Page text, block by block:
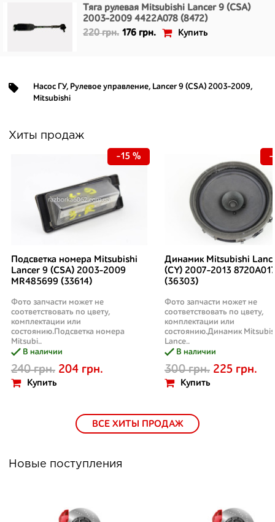
Тяга рулевая Mitsubishi Lancer 9 (CSA)
2003-2009 4422A078 (8472)
220 грн. 176 грн. Купить
Насос ГУ, Рулевое управление, Lancer 9 (CSA) 2003-2009,
Mitsubishi
Хиты продаж
Подсветка номера Mitsubishi
Lancer 9 (CSA) 2003-2009
MR485699 (33614)
Фото запчасти может не
соответствовать по цвету,
комплектации или
состоянию.Подсветка номера
Mitsubi..
В наличии
240 грн. 204 грн.
Купить
-15 %
Динамик Mitsubishi
(CY) 2007-2013
(36303)
Фото запчасти может не
соответствовать по цвету,
комплектации или
состоянию.Динамик
Lance..
В наличии
300 грн. 225 грн.
Купить
-
ВСЕ ХИТЫ ПРОДАЖ
Новые поступления